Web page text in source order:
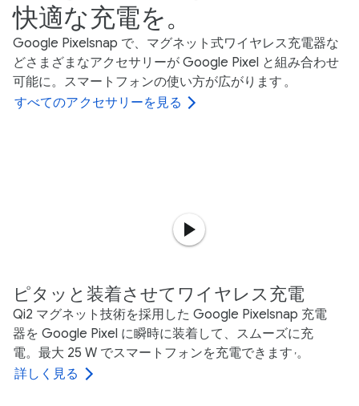
快適な充電を。
Google Pixelsnap で、マグネット式ワイヤレス充電器な
どさまざまなアクセサリーが Google Pixel と組み合わせ
可能に。スマートフォンの使い方が広がります 。
すべてのアクセサリーを見る
ピタッと装着させてワイヤレス充電
Qi2 マグネット技術を採用した Google Pixelsnap 充電
器を Google Pixel に瞬時に装着して、スムーズに充
電。最大 25 W でスマートフォンを充電できます ,。
詳しく見る